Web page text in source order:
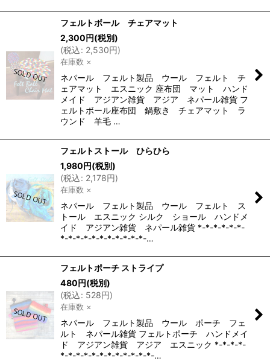
フェルトボール チェアマット
2,300円(税別)
(税込: 2,530円)
在庫数 ×
ネパール フェルト製品 ウール フェルト チ
ェアマット エスニック 座布団 マット ハンド
メイド アジアン雑貨 アジア ネパール雑貨 フ
ェルトボール座布団 鍋敷き チェアマット ラ
ウンド 羊毛 …
フェルトストール ひらひら
1,980円(税別)
(税込: 2,178円)
在庫数 ×
ネパール フェルト製品 ウール フェルト ス
トール エスニック シルク ショール ハンドメ
イド アジアン雑貨 ネパール雑貨 *-*-*-*-*-*-
*-*-*-*-*-*-*-*-*-*-*-…
フェルトポーチ ストライプ
480円(税別)
(税込: 528円)
在庫数 ×
ネパール フェルト製品 ウール ポーチ フェ
ルト ネパール雑貨 フェルトポーチ ハンドメイ
ド アジアン雑貨 アジア エスニック *-*-*-*-
*-*-*-*-*-*-*-*-*-*-*-*-…